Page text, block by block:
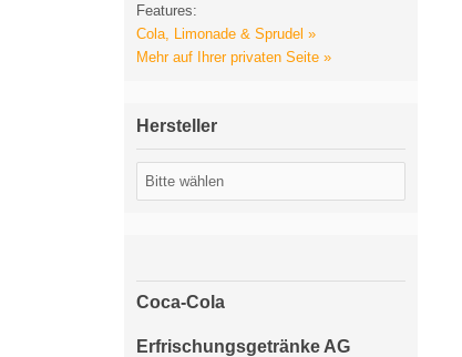
Features:
Cola, Limonade & Sprudel »
Mehr auf Ihrer privaten Seite »
Hersteller
Coca-Cola
Erfrischungsgetränke AG